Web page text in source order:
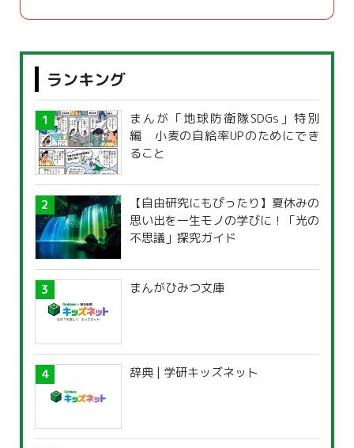
ランキング
まんが「地球防衛隊SDGs」特別
編 小麦の自給率UPのためにでき
ること
【自由研究にもぴったり】夏休みの
思い出を一生モノの学びに！「光の
不思議」探究ガイド
まんがひみつ文庫
辞典 | 学研キッズネット